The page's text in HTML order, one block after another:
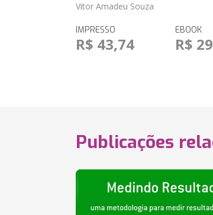
Vitor Amadeu Souza
IMPRESSO
R$ 43,74
EBOOK
R$
Publicações